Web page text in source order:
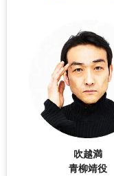
吹越満
青柳靖役